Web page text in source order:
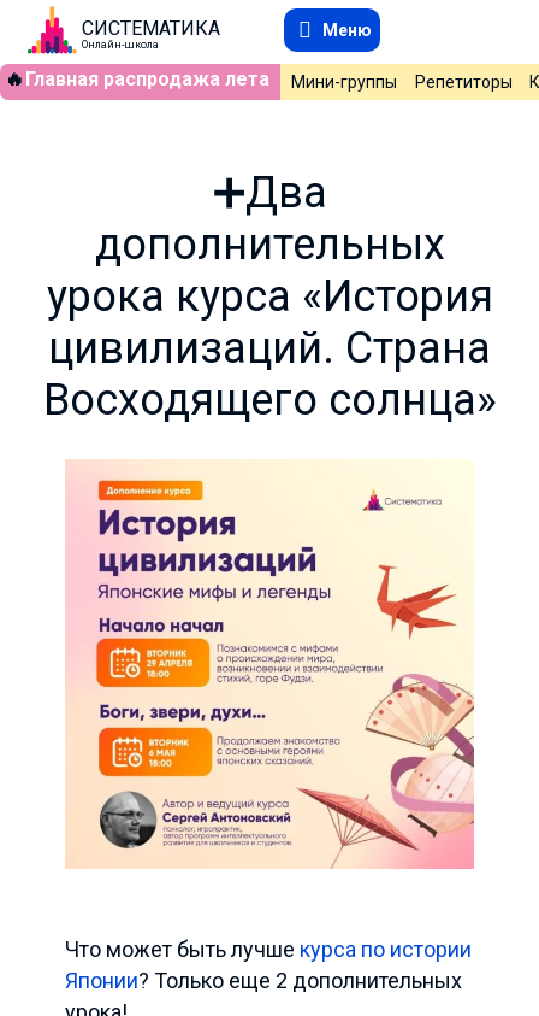
СИСТЕМАТИКА
Онлайн-школа
Меню
🔥 Главная распродажа лета Мини-группы Репетиторы
➕Два
дополнительных
урока курса «История
цивилизаций. Страна
Восходящего солнца»
Что может быть лучше курса по истории
Японии? Только еще 2 дополнительных